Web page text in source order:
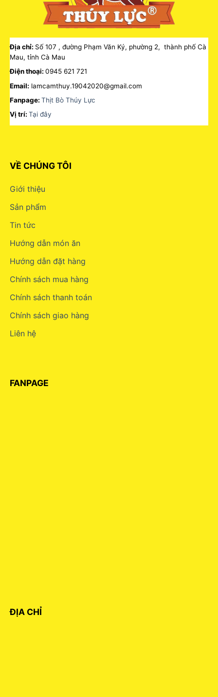
Địa chỉ: Số 107 , đường Phạm Văn Ký, phường 2, thành phố Cà
Mau, tỉnh Cà Mau
Điện thoại: 0945 621 721
Email: lamcamthuy.19042020@gmail.com
Fanpage: Thịt Bò Thúy Lực
Vị trí: Tại đây
VỀ CHÚNG TÔI
Giới thiệu
Sản phẩm
Tin tức
Hướng dẫn món ăn
Hướng dẫn đặt hàng
Chính sách mua hàng
Chính sách thanh toán
Chính sách giao hàng
Liên hệ
FANPAGE
ĐỊA CHỈ